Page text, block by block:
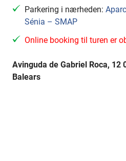
Parkering i nærheden:
Sénia – SMAP
Online booking til turen er
Avinguda de Gabriel Roca, 12
Balears